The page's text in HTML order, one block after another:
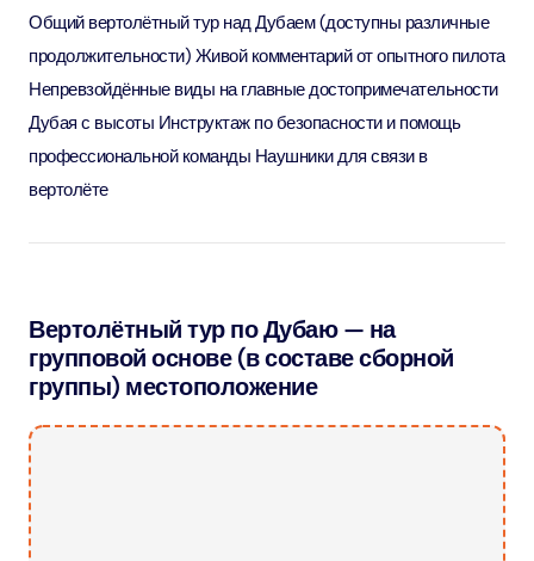
Общий вертолётный тур над Дубаем (доступны различные
продолжительности) Живой комментарий от опытного пилота
Непревзойдённые виды на главные достопримечательности
Дубая с высоты Инструктаж по безопасности и помощь
профессиональной команды Наушники для связи в
вертолёте
Вертолётный тур по Дубаю — на
групповой основе (в составе сборной
группы) местоположение